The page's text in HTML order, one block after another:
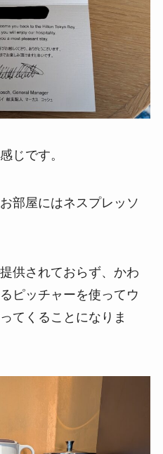
じです。
部屋にはネスプレッソ
供されておらず、かわ
ピッチャーを使ってウ
てくることになりま